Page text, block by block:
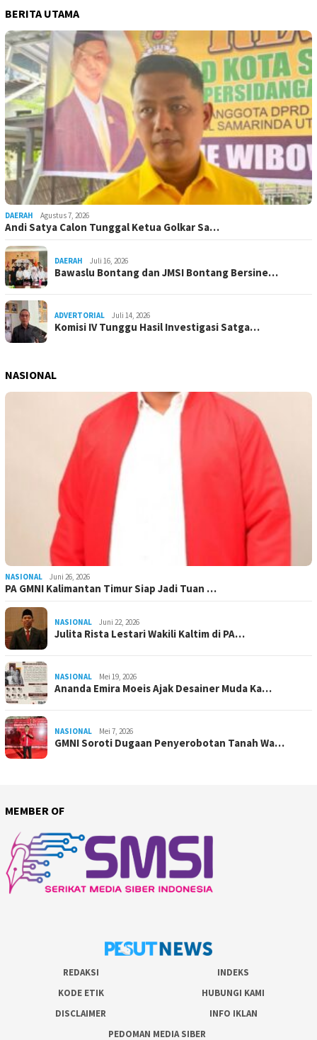
BERITA UTAMA
DAERAH Agustus 7, 2026
Andi Satya Calon Tunggal Ketua Golkar Sa…
DAERAH Juli 16, 2026
Bawaslu Bontang dan JMSI Bontang Bersine…
ADVERTORIAL Juli 14, 2026
Komisi IV Tunggu Hasil Investigasi Satga…
NASIONAL
NASIONAL Juni 26, 2026
PA GMNI Kalimantan Timur Siap Jadi Tuan …
NASIONAL Juni 22, 2026
Julita Rista Lestari Wakili Kaltim di PA…
NASIONAL Mei 19, 2026
Ananda Emira Moeis Ajak Desainer Muda Ka…
NASIONAL Mei 7, 2026
GMNI Soroti Dugaan Penyerobotan Tanah Wa…
MEMBER OF
REDAKSI
INDEKS
KODE ETIK
HUBUNGI KAMI
DISCLAIMER
INFO IKLAN
PEDOMAN MEDIA SIBER